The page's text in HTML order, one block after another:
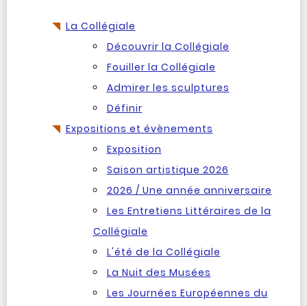
La Collégiale
Découvrir la Collégiale
Fouiller la Collégiale
Admirer les sculptures
Définir
Expositions et évènements
Exposition
Saison artistique 2026
2026 / Une année anniversaire
Les Entretiens Littéraires de la
Collégiale
L'été de la Collégiale
La Nuit des Musées
Les Journées Européennes du